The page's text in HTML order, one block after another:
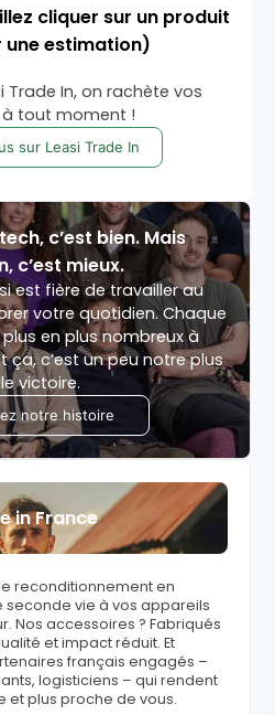
cliquer sur un produit
une estimation)
Trade In, on rachète vos
tout moment !
sur Leasi Trade In
c’est bien. Mais
c’est mieux.
est fière de travailler au
votre quotidien. Chaque
en plus nombreux à
ça, c’est un peu notre plus
victoire.
notre histoire
in France
reconditionnement en
seconde vie à vos appareils
Nos accessoires ? Fabriqués
et impact réduit. Et
français engagés –
logisticiens – qui rendent
et plus proche de vous.